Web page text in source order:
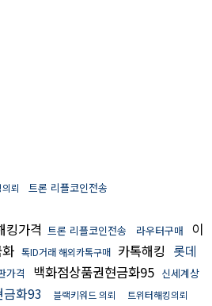
뢰 트론 리플코인전송
킹가격 트론 리플코인전송 라우터구매
이
톡ID거래 해외카톡구매 카톡해킹 롯데
가격 백화점상품권현금화95 신세계상
금화93 블랙키워드 의뢰 트위터해킹의뢰